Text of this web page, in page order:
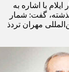
با اشاره به
گذشته، گفت: شمار
مهران تردذ